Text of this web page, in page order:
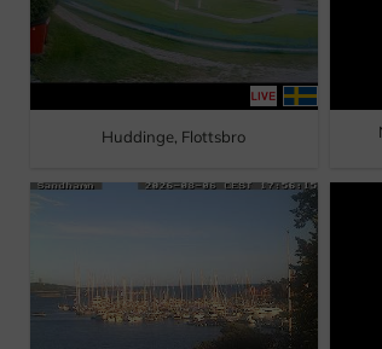
Huddinge, Flottsbro